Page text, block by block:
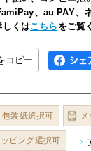
、au PAY、
しくはこちら をご覧
コピー
包装紙選択可
ピング選択可